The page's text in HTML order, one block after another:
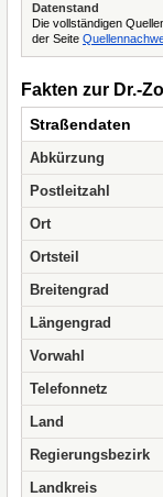
Datenstand
Die vollständigen
der Seite
Fakten zur Dr.-
Straßendaten
Abkürzung
Postleitzahl
Ort
Ortsteil
Breitengrad
Längengrad
Vorwahl
Telefonnetz
Land
Regierungsbezirk
Landkreis